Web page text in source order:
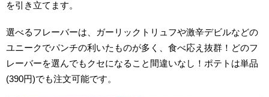
を引き立てます。
選べるフレーバーは、ガーリックトリュフや激辛デビルなどの
ユニークでパンチの利いたものが多く、食べ応え抜群！どのフ
レーバーを選んでもクセになること間違いなし！ポテトは単品
(390円)でも注文可能です。